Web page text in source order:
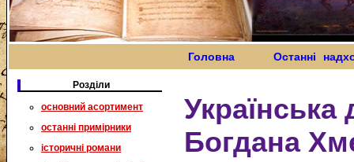
Головна Останні
Розділи
основний асортимент
останні примірники
історичні романи
Богдана